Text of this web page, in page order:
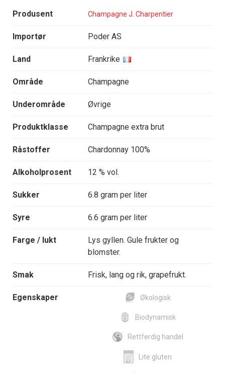
Produsent Champagne J. Charpentier
Importør Poder AS
Land Frankrike
Område Champagne
Underområde Øvrige
Produktklasse Champagne extra brut
Råstoffer Chardonnay 100%
Alkoholprosent 12 % vol.
Sukker 6.8 gram per liter
Syre 6.6 gram per liter
Farge / lukt
Lys gyllen. Gule frukter og
blomster.
Smak Frisk, lang og rik, grapefrukt.
Egenskaper Økologisk
Biodynamisk
Rettferdig handel
Lite gluten